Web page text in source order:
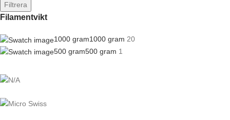
Filtrera
Filamentvikt
1000 gram1000 gram 20
500 gram500 gram 1